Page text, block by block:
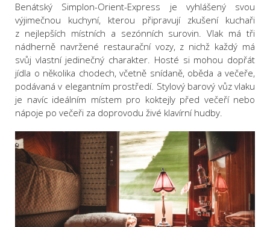
Benátský Simplon-Orient-Express je vyhlášený svou
výjimečnou kuchyní, kterou připravují zkušení kuchaři
z nejlepších místních a sezónních surovin. Vlak má tři
nádherně navržené restaurační vozy, z nichž každý má
svůj vlastní jedinečný charakter. Hosté si mohou dopřát
jídla o několika chodech, včetně snídaně, oběda a večeře,
podávaná v elegantním prostředí. Stylový barový vůz vlaku
je navíc ideálním místem pro koktejly před večeří nebo
nápoje po večeři za doprovodu živé klavírní hudby.